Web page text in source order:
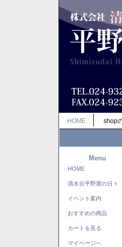
HOME shop
Menu
HOME
清水台平野屋の日々
イベント案内
おすすめの商品
カートを見る
マイページへ